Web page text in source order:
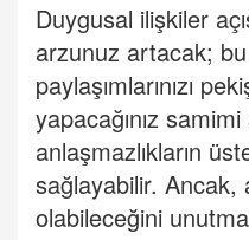
Duygusal ilişkiler
arzunuz artacak;
paylaşımlarınızı
yapacağınız
anlaşmazlıkların
sağlayabilir. Ancak,
olabileceğini